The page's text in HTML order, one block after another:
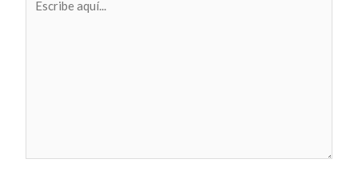
aquí...